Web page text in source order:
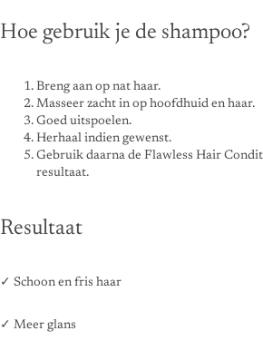
Hoe gebruik je de shampoo?
Breng aan op nat haar.
Masseer zacht in op hoofdhuid en haar.
Goed uitspoelen.
Herhaal indien gewenst.
Gebruik daarna de Flawless Hair
resultaat.
Resultaat
✓ Schoon en fris haar
✓ Meer glans